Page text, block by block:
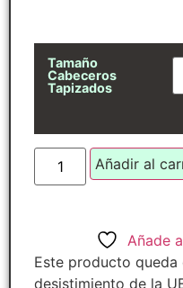
Tamaño
Cabeceros
Tapizados
Añadir al
Añade
Este producto
desistimiento de la